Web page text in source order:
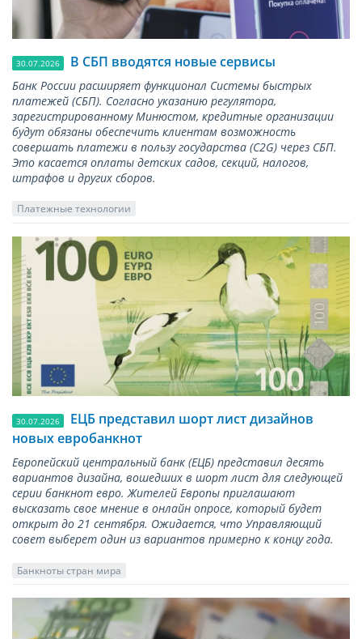
30.07.2026 В СБП вводятся новые сервисы
Банк России расширяет функционал Системы быстрых
платежей (СБП). Согласно указанию регулятора,
зарегистрированному Минюстом, кредитные организации
будут обязаны обеспечить клиентам возможность
совершать платежи в пользу государства (С2G) через СБП.
Это касается оплаты детских садов, секций, налогов,
штрафов и других сборов.
Платежные технологии
30.07.2026
ЕЦБ представил шорт лист дизайнов
новых евробанкнот
Европейский центральный банк (ЕЦБ) представил десять
вариантов дизайна, вошедших в шорт лист для следующей
серии банкнот евро. Жителей Европы приглашают
высказать свое мнение в онлайн опросе, который будет
открыт до 21 сентября. Ожидается, что Управляющий
совет выберет один из вариантов примерно к концу года.
Банкноты стран мира